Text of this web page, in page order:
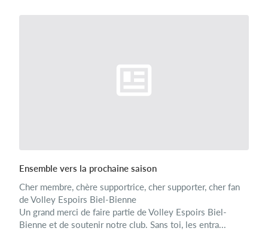
Ensemble vers la prochaine saison
Cher membre, chère supportrice, cher supporter, cher fan
de Volley Espoirs Biel-Bienne
Un grand merci de faire partie de Volley Espoirs Biel-
Bienne et de soutenir notre club. Sans toi, les entra...